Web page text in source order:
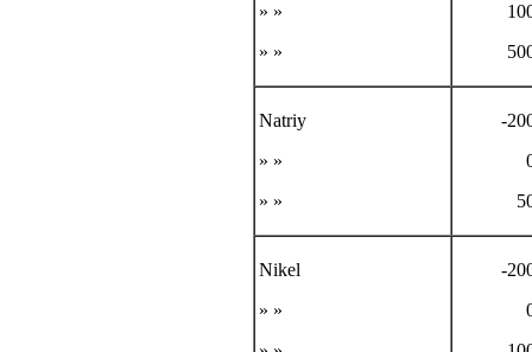
» »
» »
Natriy
» »
» »
-
Nikel
» »
-